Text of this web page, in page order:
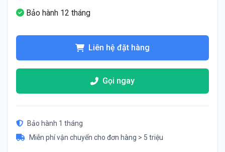
Bảo hành 12 tháng
Liên hệ đặt hàng
Gọi ngay
Bảo hành 1 tháng
Miễn phí vận chuyển cho đơn hàng > 5 triệu